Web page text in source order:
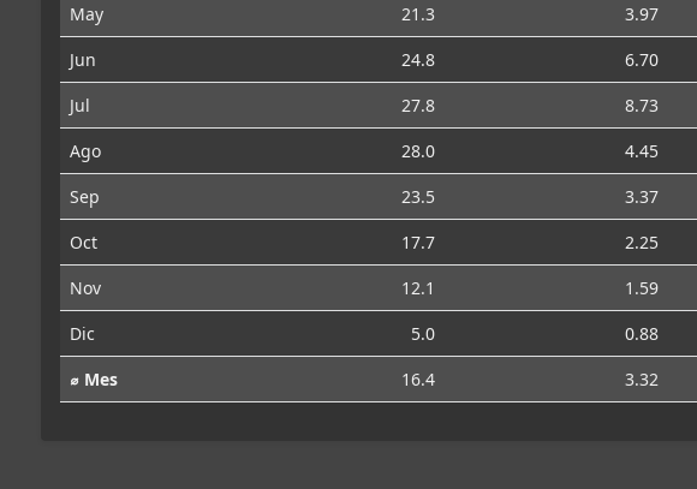
May
21.3 3.97
Jun
24.8 6.70
Jul
27.8 8.73
Ago
28.0 4.45
Sep
23.5 3.37
Oct
17.7 2.25
Nov
12.1 1.59
Dic
5.0 0.88
⌀ Mes
16.4 3.32